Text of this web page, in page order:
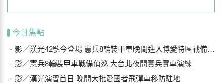
今日焦點
影／漢光42號今登場 憲兵8輪裝甲車晚間進入博愛特區戰備偵巡
影／憲兵8輪裝甲車戰備偵巡 大台北夜間實兵實車演練
影／漢光演習首日 晚間大批愛國者飛彈車移防駐地